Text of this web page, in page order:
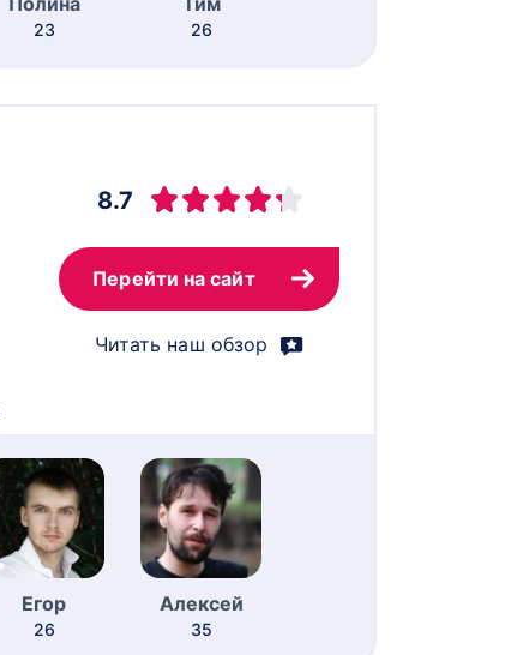
23 26
8.7
Перейти на сайт
Читать наш обзор
Егор
26
Алексей
35